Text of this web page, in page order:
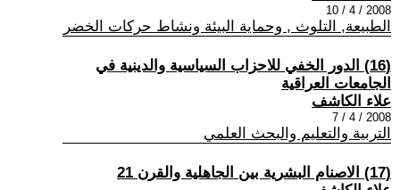
2008 / 4 / 10
الطبيعة, التلوث , وحماية البيئة ونشاط حركات الخضر
(16) الدور الخفي للاحزاب السياسية والدينية في
الجامعات العراقية
علاء الكاشف
2008 / 4 / 7
التربية والتعليم والبحث العلمي
(17) الاصنام البشرية بين الجاهلية والقرن 21